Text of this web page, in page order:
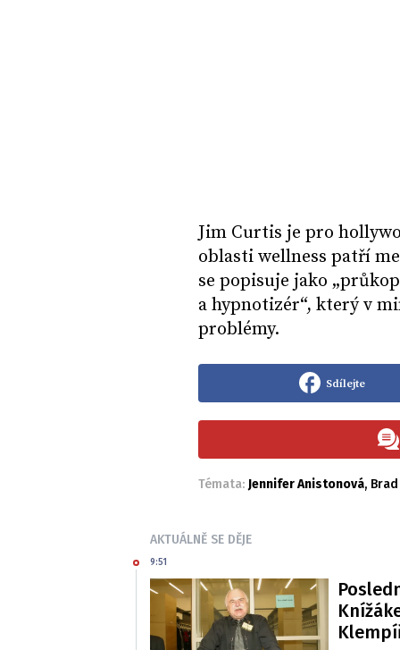
Jim Curtis je pro
oblasti wellness patří
se popisuje jako
a hypnotizér“, který v
problémy.
Sdílejte
Témata: Jennifer Anistonová,
AKTUÁLNĚ SE DĚJE
9:51